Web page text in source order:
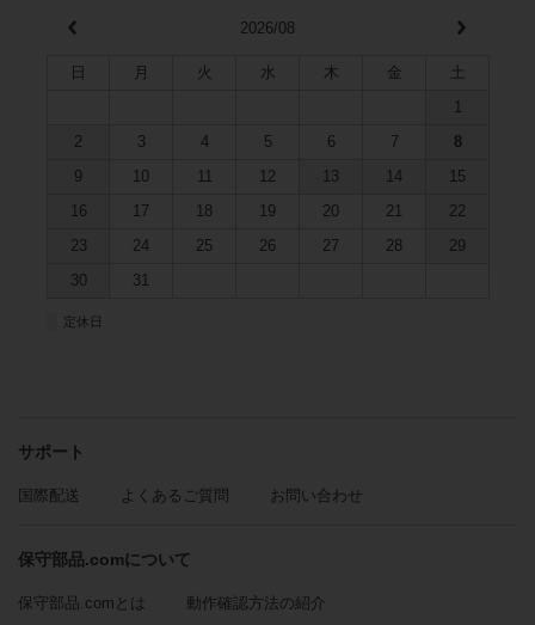
2026/08
日 月 火 水 木 金
1
2
3 4 5 6 7
8
9
10 11 12 13 14
15
16
17 18 19 20 21
22
23
24 25 26 27 28
29
30
31
定休日
サポート
国際配送 よくあるご質問 お問い合わせ
保守部品.comについて
保守部品.comとは 動作確認方法の紹介